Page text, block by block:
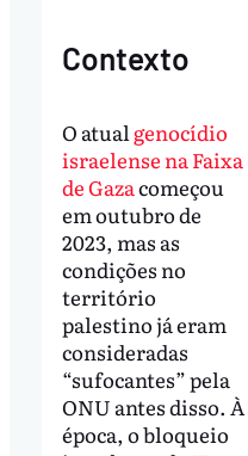
Contexto
O atual genocídio
israelense na Faixa
de Gazacomeçou
em outubro de
2023, mas as
condições no
território
palestino já eram
consideradas
“sufocantes” pela
ONU antes disso. À
época, o bloqueio